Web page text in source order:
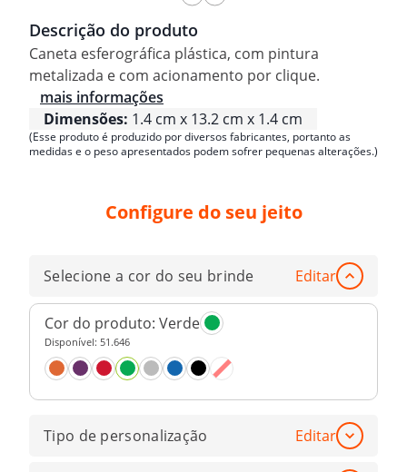
Descrição do produto
Caneta esferográfica plástica, com pintura
metalizada e com acionamento por clique.
mais informações
Dimensões: 1.4 cm x 13.2 cm x 1.4 cm
(Esse produto é produzido por diversos fabricantes, portanto as
medidas e o peso apresentados podem sofrer pequenas alterações.)
Configure do seu jeito
Selecione a cor do seu brinde Editar
Cor do produto: Verde
Disponível: 51.646
Tipo de personalização Editar